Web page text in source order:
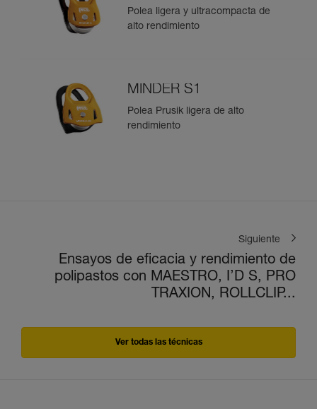
Polea ligera y ultracompacta de
alto rendimiento
MINDER S1
Polea Prusik ligera de alto
rendimiento
Siguiente
Ensayos de eficacia y rendimiento de
polipastos con MAESTRO, I’D S, PRO
TRAXION, ROLLCLIP...
Ver todas las técnicas